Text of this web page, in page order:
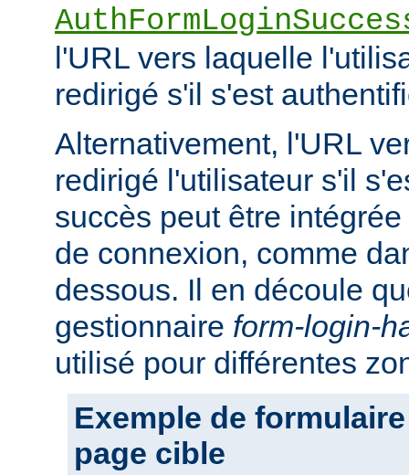
l'URL vers laquelle
redirigé s'il s'est
Alternativement, l'URL
redirigé l'utilisateur s'il
succès peut être
de connexion, comme
dessous. Il en découle
gestionnaire form-login-
utilisé pour différentes
Exemple de
page cible